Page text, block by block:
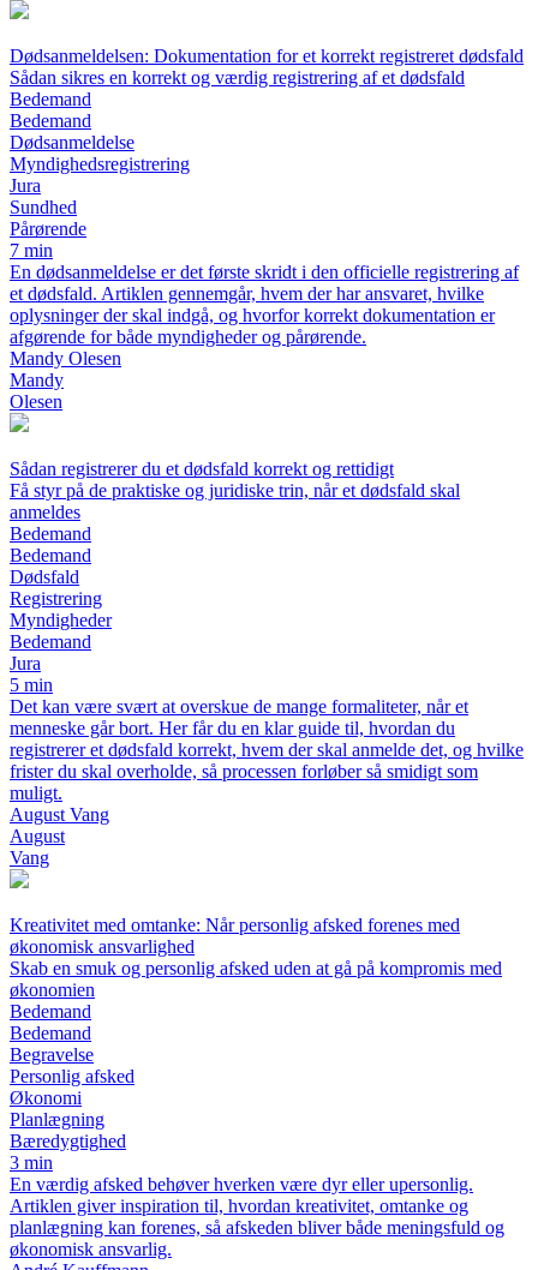
Dødsanmeldelsen: Dokumentation for et korrekt registreret dødsfald
Sådan sikres en korrekt og værdig registrering af et dødsfald
Bedemand
Bedemand
Dødsanmeldelse
Myndighedsregistrering
Jura
Sundhed
Pårørende
7 min
En dødsanmeldelse er det første skridt i den officielle registrering af
et dødsfald. Artiklen gennemgår, hvem der har ansvaret, hvilke
oplysninger der skal indgå, og hvorfor korrekt dokumentation er
afgørende for både myndigheder og pårørende.
Mandy Olesen
Mandy
Olesen
Sådan registrerer du et dødsfald korrekt og rettidigt
Få styr på de praktiske og juridiske trin, når et dødsfald skal
anmeldes
Bedemand
Bedemand
Dødsfald
Registrering
Myndigheder
Bedemand
Jura
5 min
Det kan være svært at overskue de mange formaliteter, når et
menneske går bort. Her får du en klar guide til, hvordan du
registrerer et dødsfald korrekt, hvem der skal anmelde det, og hvilke
frister du skal overholde, så processen forløber så smidigt som
muligt.
August Vang
August
Vang
Kreativitet med omtanke: Når personlig afsked forenes med
økonomisk ansvarlighed
Skab en smuk og personlig afsked uden at gå på kompromis med
økonomien
Bedemand
Bedemand
Begravelse
Personlig afsked
Økonomi
Planlægning
Bæredygtighed
3 min
En værdig afsked behøver hverken være dyr eller upersonlig.
Artiklen giver inspiration til, hvordan kreativitet, omtanke og
planlægning kan forenes, så afskeden bliver både meningsfuld og
økonomisk ansvarlig.